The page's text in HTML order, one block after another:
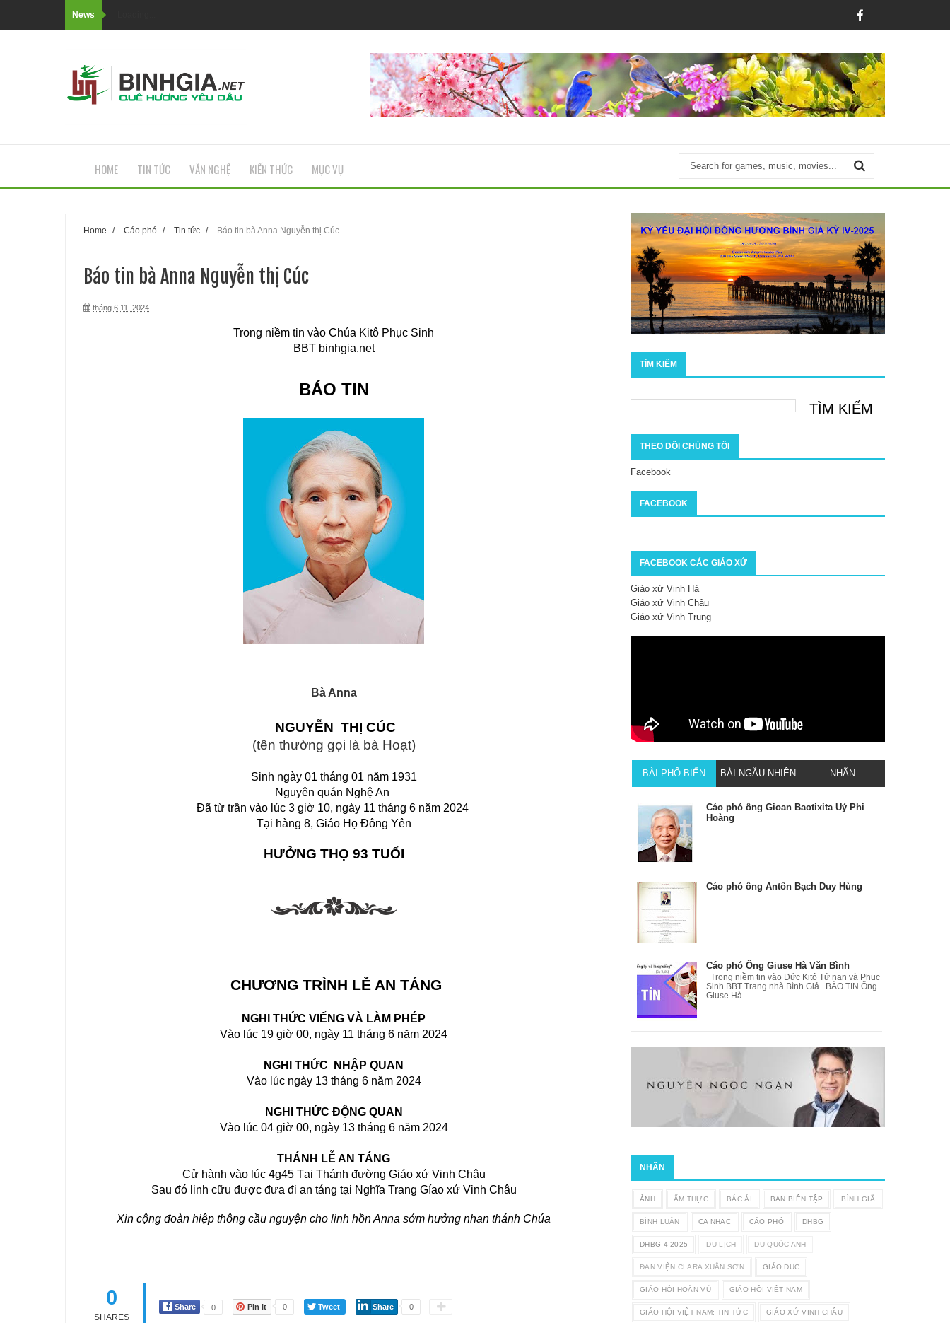
News
HOME TIN TỨC VĂN NGHỆ KIẾN THỨC MỤC VỤ
Home / Cáo phó / Tin tức / Báo tin bà Anna Nguyễn thị Cúc
Báo tin bà Anna Nguyễn thị Cúc
tháng 6 11, 2024
Trong niềm tin vào Chúa Kitô Phục Sinh
BBT binhgia.net
BÁO TIN
Bà Anna
NGUYỄN  THỊ CÚC
(tên thường gọi là bà Hoạt)
Sinh ngày 01 tháng 01 năm 1931
Nguyên quán Nghệ An
Đã từ trần vào lúc 3 giờ 10, ngày 11 tháng 6 năm 2024
Tại hàng 8, Giáo Họ Đông Yên
HƯỞNG THỌ 93 TUỔI
CHƯƠNG TRÌNH LỄ AN TÁNG
NGHI THỨC VIẾNG VÀ LÀM PHÉP
Vào lúc 19 giờ 00, ngày 11 tháng 6 năm 2024
NGHI THỨC  NHẬP QUAN
Vào lúc ngày 13 tháng 6 năm 2024
NGHI THỨC ĐỘNG QUAN
Vào lúc 04 giờ 00, ngày 13 tháng 6 năm 2024
THÁNH LỄ AN TÁNG
Cử hành vào lúc 4g45 Tại Thánh đường Giáo xứ Vinh Châu
Xin cộng đoàn hiệp thông cầu nguyện cho linh hồn Anna sớm hưởng nhan thánh Chúa
0
SHARES
Share 0 Pin it 0 Tweet Share 0
TÌM KIẾM
THEO DÕI CHÚNG TÔI
Facebook
FACEBOOK
FACEBOOK CÁC GIÁO XỨ
Giáo xứ Vinh Hà
Giáo xứ Vinh Châu
Giáo xứ Vinh Trung
BÀI PHỔ BIẾN BÀI NGẪU NHIÊN NHÃN
Cáo phó ông Gioan Baotixita Uý Phi
Hoàng
Cáo phó ông Antôn Bạch Duy Hùng
Cáo phó Ông Giuse Hà Văn Bình
Trong niềm tin vào Đức Kitô Tử nạn và Phục
Sinh BBT Trang nhà Bình Giả BÁO TIN Ông
Giuse Hà ...
NHÃN
ẢNH ẨM THỰC BÁC ÁI BAN BIÊN TẬP BÌNH GIÃ
BÌNH LUẬN CA NHẠC CÁO PHÓ DHBG
DHBG 4-2025 DU LỊCH DU QUỐC ANH
ĐAN VIỆN CLARA XUÂN SƠN GIÁO DỤC
GIÁO HỘI HOÀN VŨ GIÁO HỘI VIỆT NAM
GIÁO HỘI VIỆT NAM; TIN TỨC GIÁO XỨ VINH CHÂU